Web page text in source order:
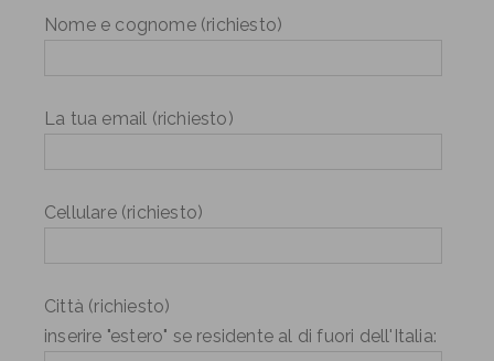
Nome e cognome (richiesto)
La tua email (richiesto)
Cellulare (richiesto)
Città (richiesto)
inserire "estero" se residente al di fuori dell'Italia: